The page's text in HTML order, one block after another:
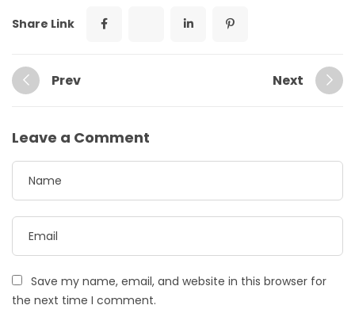
Share Link
Prev Next
Leave a Comment
Save my name, email, and website in this browser for
the next time I comment.